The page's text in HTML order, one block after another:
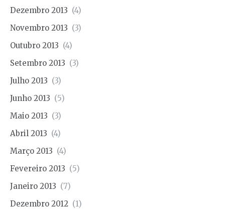
Dezembro 2013 (4)
Novembro 2013 (3)
Outubro 2013 (4)
Setembro 2013 (3)
Julho 2013 (3)
Junho 2013 (5)
Maio 2013 (3)
Abril 2013 (4)
Março 2013 (4)
Fevereiro 2013 (5)
Janeiro 2013 (7)
Dezembro 2012 (1)